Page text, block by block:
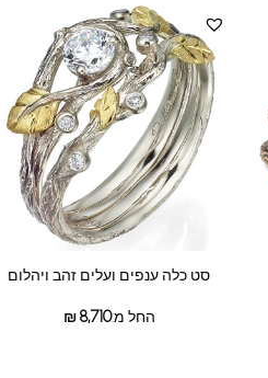
סט כלה ענפים ועלים זהב ויהלום
החל מ: ₪8,710